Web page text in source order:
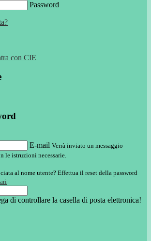
Password
con CIE
E-mail Verrà inviato un messaggio
le istruzioni necessarie.
al nome utente? Effettua il reset della password
di controllare la casella di posta elettronica!